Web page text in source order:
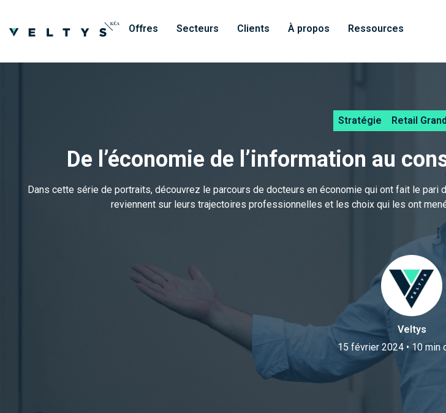
Offres Secteurs Clients À propos Ressources
Stratégie Retail
De l’économie de l’information au
Dans cette série de portraits, découvrez le parcours de docteurs en économie qui ont fait le
reviennent sur leurs trajectoires professionnelles et les choix qui les ont
Veltys
15 février 2024 • 10 min